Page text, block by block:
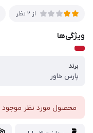
از 2 نظر
ویژگی‌ها
برند
پارس خاور
محصول مورد نظر موجود